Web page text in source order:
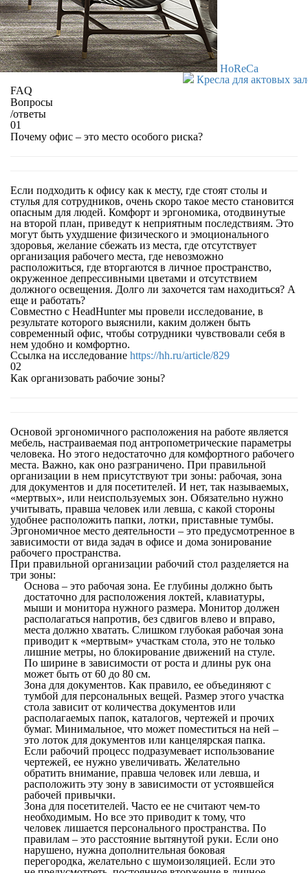
HoReCa
Кресла для актовых
FAQ
Вопросы
/ответы
01
Почему офис – это место особого риска?
Если подходить к офису как к месту, где стоят столы и
стулья для сотрудников, очень скоро такое место становится
опасным для людей. Комфорт и эргономика, отодвинутые
на второй план, приведут к неприятным последствиям. Это
могут быть ухудшение физического и эмоционального
здоровья, желание сбежать из места, где отсутствует
организация рабочего места, где невозможно
расположиться, где вторгаются в личное пространство,
окруженное депрессивными цветами и отсутствием
должного освещения. Долго ли захочется там находиться? А
еще и работать?
Совместно с HeadHunter мы провели исследование, в
результате которого выяснили, каким должен быть
современный офис, чтобы сотрудники чувствовали себя в
нем удобно и комфортно.
Ссылка на исследование https://hh.ru/article/829
02
Как организовать рабочие зоны?
Основой эргономичного расположения на работе является
мебель, настраиваемая под антропометрические параметры
человека. Но этого недостаточно для комфортного рабочего
места. Важно, как оно разграничено. При правильной
организации в нем присутствуют три зоны: рабочая, зона
для документов и для посетителей. И нет, так называемых,
«мертвых», или неиспользуемых зон. Обязательно нужно
учитывать, правша человек или левша, с какой стороны
удобнее расположить папки, лотки, приставные тумбы.
Эргономичное место деятельности – это предусмотренное в
зависимости от вида задач в офисе и дома зонирование
рабочего пространства.
При правильной организации рабочий стол разделяется на
три зоны:
Основа – это рабочая зона. Ее глубины должно быть
достаточно для расположения локтей, клавиатуры,
мыши и монитора нужного размера. Монитор должен
располагаться напротив, без сдвигов влево и вправо,
места должно хватать. Слишком глубокая рабочая зона
приводит к «мертвым» участкам стола, это не только
лишние метры, но блокирование движений на стуле.
По ширине в зависимости от роста и длины рук она
может быть от 60 до 80 см.
Зона для документов. Как правило, ее объединяют с
тумбой для персональных вещей. Размер этого участка
стола зависит от количества документов или
располагаемых папок, каталогов, чертежей и прочих
бумаг. Минимальное, что может поместиться на ней –
это лоток для документов или канцелярская папка.
Если рабочий процесс подразумевает использование
чертежей, ее нужно увеличивать. Желательно
обратить внимание, правша человек или левша, и
расположить эту зону в зависимости от устоявшейся
рабочей привычки.
Зона для посетителей. Часто ее не считают чем-то
необходимым. Но все это приводит к тому, что
человек лишается персонального пространства. По
правилам – это расстояние вытянутой руки. Если оно
нарушено, нужна дополнительная боковая
перегородка, желательно с шумоизоляцией. Если это